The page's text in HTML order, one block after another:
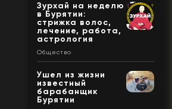
Зурхай на неделю
в Бурятии:
стрижка волос,
лечение, работа,
астрология
Общество
Ушел из жизни
известный
барабанщик
Бурятии